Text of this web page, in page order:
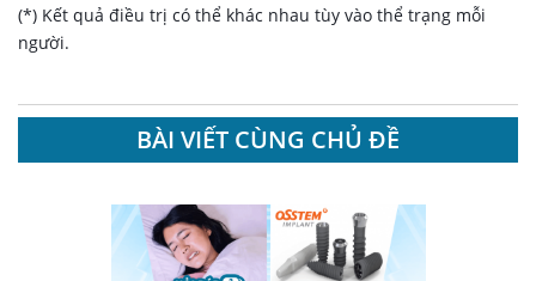
(*) Kết quả điều trị có thể khác nhau tùy vào thể trạng mỗi
người.
BÀI VIẾT CÙNG CHỦ ĐỀ